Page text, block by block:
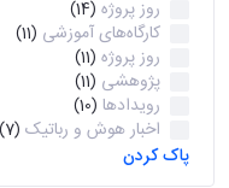
روز پروژه (14)
کارگاه‌های آموزشی (11)
روز پروژه (11)
پژوهشی (11)
رویدادها (10)
اخبار هوش و رباتیک (7)
پاک کردن